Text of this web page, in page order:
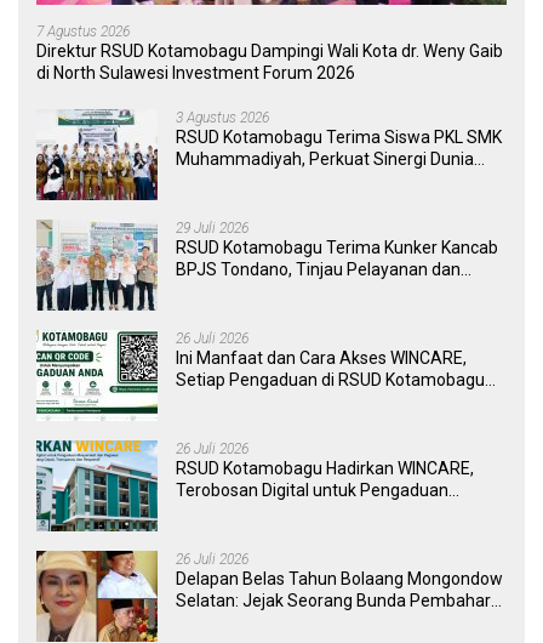
7 Agustus 2026
Direktur RSUD Kotamobagu Dampingi Wali Kota dr. Weny Gaib
di North Sulawesi Investment Forum 2026
3 Agustus 2026
RSUD Kotamobagu Terima Siswa PKL SMK
Muhammadiyah, Perkuat Sinergi Dunia
29 Juli 2026
RSUD Kotamobagu Terima Kunker Kancab
BPJS Tondano, Tinjau Pelayanan dan
26 Juli 2026
Ini Manfaat dan Cara Akses WINCARE,
Setiap Pengaduan di RSUD Kotamobagu
26 Juli 2026
RSUD Kotamobagu Hadirkan WINCARE,
Terobosan Digital untuk Pengaduan
26 Juli 2026
Delapan Belas Tahun Bolaang Mongondow
Selatan: Jejak Seorang Bunda Pembaharu